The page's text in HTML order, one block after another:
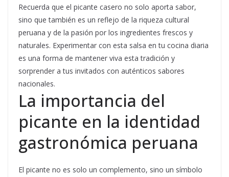
Recuerda que el picante casero no solo aporta sabor,
sino que también es un reflejo de la riqueza cultural
peruana y de la pasión por los ingredientes frescos y
naturales. Experimentar con esta salsa en tu cocina diaria
es una forma de mantener viva esta tradición y
sorprender a tus invitados con auténticos sabores
nacionales.
La importancia del
picante en la identidad
gastronómica peruana
El picante no es solo un complemento, sino un símbolo